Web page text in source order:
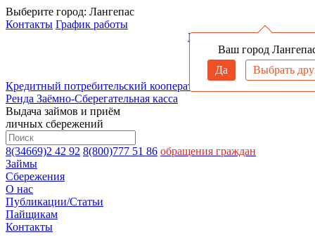
Выберите город: Лангепас
Ваш город
Да
Выбрать
Контакты График работы
Войти в личный кабинет
Кредитный потребительский кооператив
Ренда Заёмно-Сберегательная касса
Выдача займов и приём
личных сбережений
8(34669)2 42 92 8(800)777 51 86 обращения граждан
Займы
Сбережения
О нас
Публикации/Статьи
Пайщикам
Контакты